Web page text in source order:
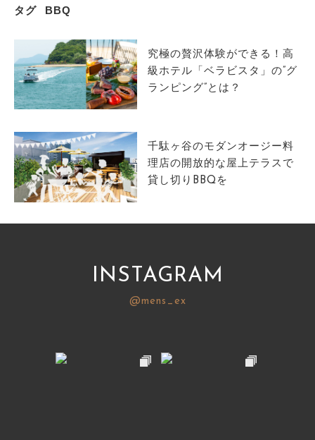
タグ BBQ
究極の贅沢体験ができる！高
級ホテル「ベラビスタ」の”グ
ランピング”とは？
千駄ヶ谷のモダンオージー料
理店の開放的な屋上テラスで
貸し切りBBQを
INSTAGRAM
@mens_ex
LIFESTYLE
COLUMN
MAGAZINE
ABOUT SITE
サイトマップ